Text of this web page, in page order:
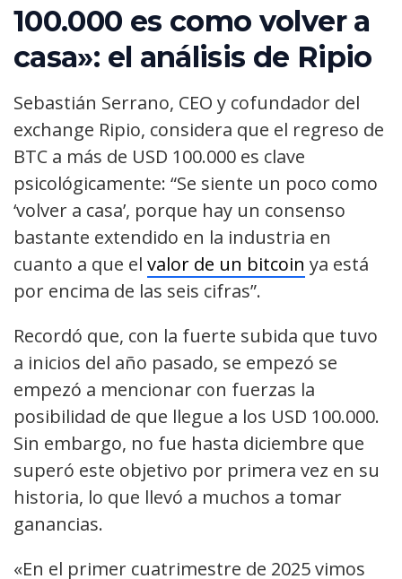
100.000 es como volver a
casa»: el análisis de Ripio
Sebastián Serrano, CEO y cofundador del
exchange Ripio, considera que el regreso de
BTC a más de USD 100.000 es clave
psicológicamente: “Se siente un poco como
‘volver a casa’, porque hay un consenso
bastante extendido en la industria en
cuanto a que el valor de un bitcoin ya está
por encima de las seis cifras”.
Recordó que, con la fuerte subida que tuvo
a inicios del año pasado, se empezó se
empezó a mencionar con fuerzas la
posibilidad de que llegue a los USD 100.000.
Sin embargo, no fue hasta diciembre que
superó este objetivo por primera vez en su
historia, lo que llevó a muchos a tomar
ganancias.
«En el primer cuatrimestre de 2025 vimos